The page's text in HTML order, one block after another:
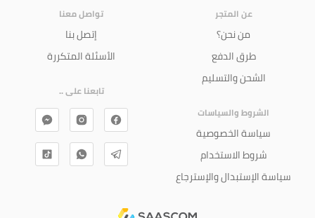
عن المتجر
من نحن؟
طرق الدفع
الشحن والتسليم
الشروط والسياسات
سياسة الخصوصية
شروط الاستخدام
سياسة الإستبدال والإسترجاع
تواصل معنا
إتصل بنا
الأسئلة المتكررة
تابعنا على ..